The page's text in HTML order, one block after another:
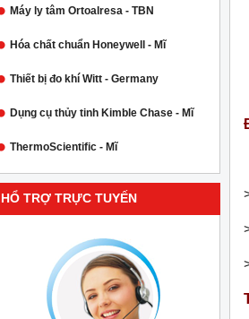
Máy ly tâm Ortoalresa - TBN
Hóa chất chuẩn Honeywell - Mĩ
Thiết bị đo khí Witt - Germany
Dụng cụ thủy tinh Kimble Chase - Mĩ
ThermoScientific - Mĩ
HỔ TRỢ TRỰC TUYẾN